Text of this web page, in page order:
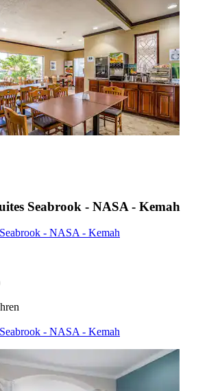
Seabrook - NASA - Kemah
- NASA - Kemah
- NASA - Kemah